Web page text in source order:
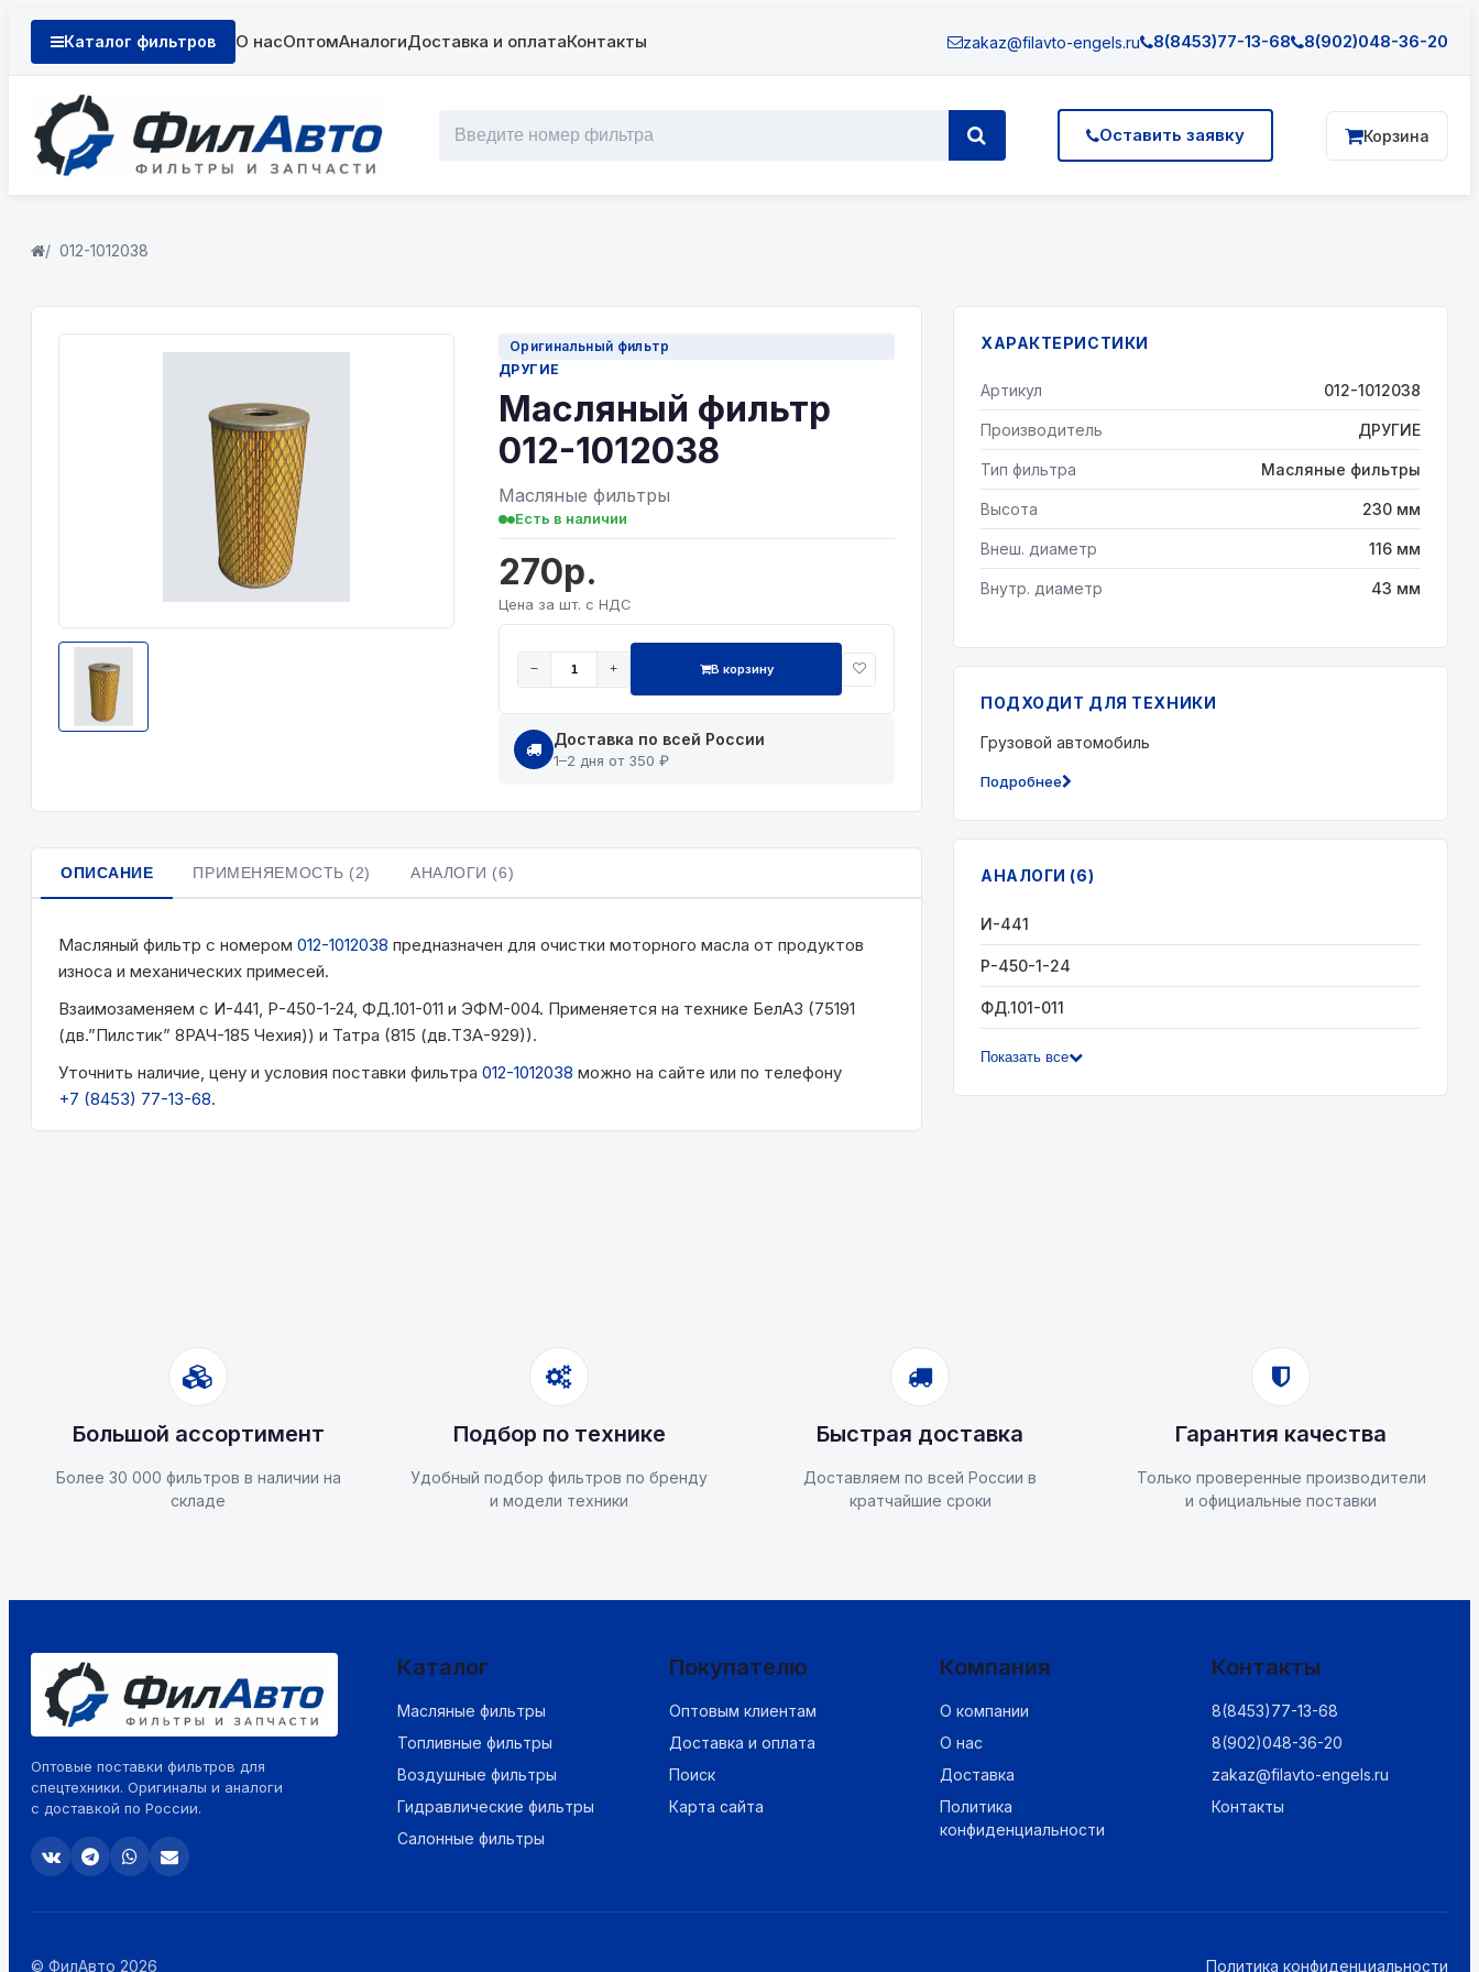
Каталог фильтров О насОптомАналогиДоставка и оплатаКонтакты zakaz@filavto-engels.ru 8(8453)77-13-68 8(902)048-36-20
Оставить заявку Корзина
012-1012038
Оригинальный фильтр
ДРУГИЕ
Масляный фильтр
012-1012038
Масляные фильтры
Есть в наличии
270р.
Цена за шт. с НДС
− + В корзину
Доставка по всей России
1–2 дня от 350 ₽
ОПИСАНИЕ ПРИМЕНЯЕМОСТЬ (2) АНАЛОГИ (6)
Масляный фильтр с номером 012-1012038 предназначен для очистки моторного масла от продуктов
износа и механических примесей.
Взаимозаменяем с И-441, Р-450-1-24, ФД.101-011 и ЭФМ-004. Применяется на технике БелАЗ (75191
(дв.”Пилстик” 8РАЧ-185 Чехия)) и Татра (815 (дв.Т3А-929)).
Уточнить наличие, цену и условия поставки фильтра 012-1012038 можно на сайте или по телефону
+7 (8453) 77-13-68.
ХАРАКТЕРИСТИКИ
Артикул 012-1012038
Производитель ДРУГИЕ
Тип фильтра Масляные фильтры
Высота 230 мм
Внеш. диаметр 116 мм
Внутр. диаметр 43 мм
ПОДХОДИТ ДЛЯ ТЕХНИКИ
Грузовой автомобиль
Подробнее
АНАЛОГИ (6)
И-441
Р-450-1-24
ФД.101-011
Показать все
Большой ассортимент
Более 30 000 фильтров в наличии на
складе
Подбор по технике
Удобный подбор фильтров по бренду
и модели техники
Быстрая доставка
Доставляем по всей России в
кратчайшие сроки
Гарантия качества
Только проверенные производители
и официальные поставки
Оптовые поставки фильтров для
спецтехники. Оригиналы и аналоги
с доставкой по России.
Каталог
Масляные фильтры
Топливные фильтры
Воздушные фильтры
Гидравлические фильтры
Салонные фильтры
Покупателю
Оптовым клиентам
Доставка и оплата
Поиск
Карта сайта
Компания
О компании
О нас
Доставка
Политика
конфиденциальности
Контакты
8(8453)77-13-68
8(902)048-36-20
zakaz@filavto-engels.ru
Контакты
© ФилАвто 2026 Политика конфиденциальности